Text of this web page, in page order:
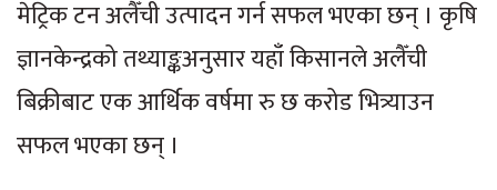
मेट्रिक टन अलैँची उत्पादन गर्न सफल भएका छन् । कृषि
ज्ञानकेन्द्रको तथ्याङ्कअनुसार यहाँ किसानले अलैँची
बिक्रीबाट एक आर्थिक वर्षमा रु छ करोड भित्र्याउन
सफल भएका छन् ।